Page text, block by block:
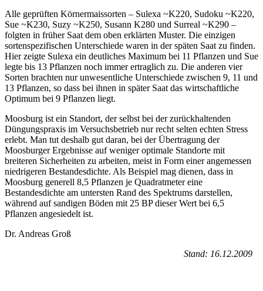
Alle geprüften Körnermaissorten – Sulexa ~K220, Sudoku ~K220,
Sue ~K230, Suzy ~K250, Susann K280 und Surreal ~K290 –
folgten in früher Saat dem oben erklärten Muster. Die einzigen
sortenspezifischen Unterschiede waren in der späten Saat zu finden.
Hier zeigte Sulexa ein deutliches Maximum bei 11 Pflanzen und Sue
legte bis 13 Pflanzen noch immer ertraglich zu. Die anderen vier
Sorten brachten nur unwesentliche Unterschiede zwischen 9, 11 und
13 Pflanzen, so dass bei ihnen in später Saat das wirtschaftliche
Optimum bei 9 Pflanzen liegt.
Moosburg ist ein Standort, der selbst bei der zurückhaltenden
Düngungspraxis im Versuchsbetrieb nur recht selten echten Stress
erlebt. Man tut deshalb gut daran, bei der Übertragung der
Moosburger Ergebnisse auf weniger optimale Standorte mit
breiteren Sicherheiten zu arbeiten, meist in Form einer angemessen
niedrigeren Bestandesdichte. Als Beispiel mag dienen, dass in
Moosburg generell 8,5 Pflanzen je Quadratmeter eine
Bestandesdichte am untersten Rand des Spektrums darstellen,
während auf sandigen Böden mit 25 BP dieser Wert bei 6,5
Pflanzen an­gesiedelt ist.
Dr. Andreas Groß
Stand: 16.12.2009